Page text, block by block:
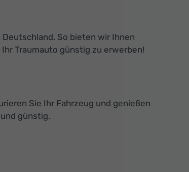
So bieten wir Ihnen
Traumauto günstig zu erwerben!
Sie Ihr Fahrzeug und genießen
günstig.